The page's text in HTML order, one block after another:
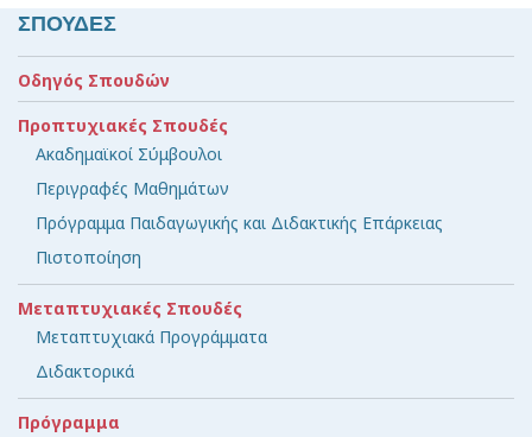
ΣΠΟΥΔΕΣ
Οδηγός Σπουδών
Προπτυχιακές Σπουδές
Ακαδημαϊκοί Σύμβουλοι
Περιγραφές Μαθημάτων
Πρόγραμμα Παιδαγωγικής και Διδακτικής Επάρκειας
Πιστοποίηση
Μεταπτυχιακές Σπουδές
Μεταπτυχιακά Προγράμματα
Διδακτορικά
Πρόγραμμα